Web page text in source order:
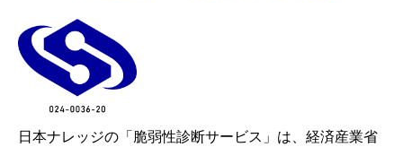
日本ナレッジの「脆弱性診断サービス」は、経済産業省